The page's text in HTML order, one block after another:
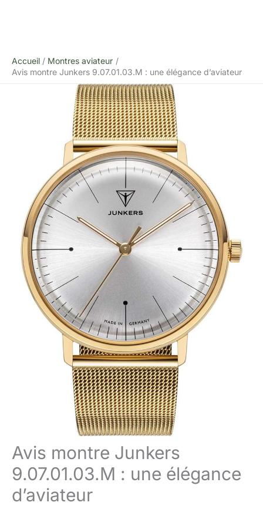
Accueil
Montres aviateur
Avis montre Junkers 9.07.01.03.M : une élégance d’aviateur
Avis montre Junkers
9.07.01.03.M : une élégance
d’aviateur